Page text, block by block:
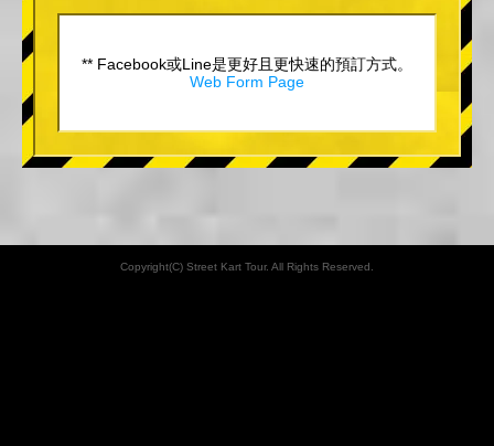
** Facebook或Line是更好且更快速的預訂方式。
Web Form Page
Copyright(C) Street Kart Tour. All Rights Reserved.